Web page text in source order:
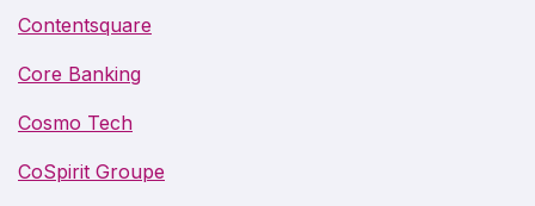
Contentsquare
Core Banking
Cosmo Tech
CoSpirit Groupe